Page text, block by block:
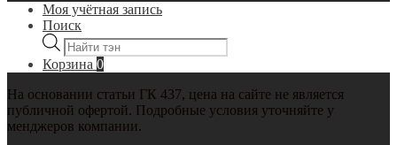
Моя учётная запись
Поиск
Поиск
товаров
Корзина 0
На основании статьи ГК 437, цена на сайте не является
публичной офертой. Подробные условия уточняйте у
менджеров компании.